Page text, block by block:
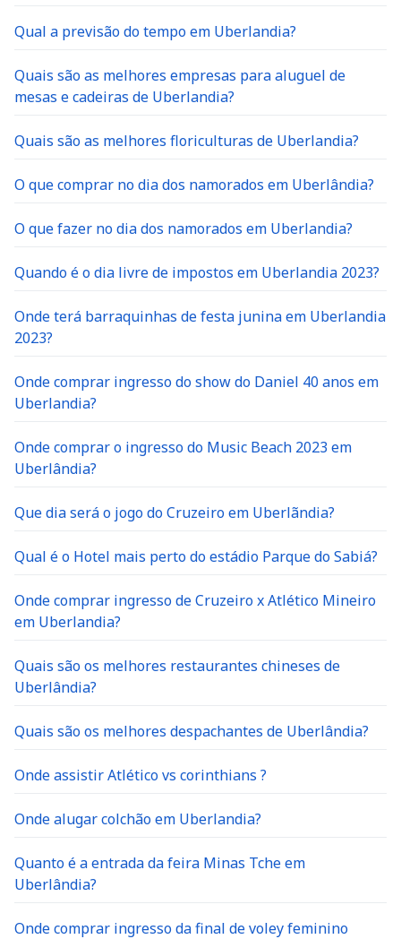
Qual a previsão do tempo em Uberlandia?
Quais são as melhores empresas para aluguel de
mesas e cadeiras de Uberlandia?
Quais são as melhores floriculturas de Uberlandia?
O que comprar no dia dos namorados em Uberlândia?
O que fazer no dia dos namorados em Uberlandia?
Quando é o dia livre de impostos em Uberlandia 2023?
Onde terá barraquinhas de festa junina em Uberlandia
2023?
Onde comprar ingresso do show do Daniel 40 anos em
Uberlandia?
Onde comprar o ingresso do Music Beach 2023 em
Uberlândia?
Que dia será o jogo do Cruzeiro em Uberlãndia?
Qual é o Hotel mais perto do estádio Parque do Sabiá?
Onde comprar ingresso de Cruzeiro x Atlético Mineiro
em Uberlandia?
Quais são os melhores restaurantes chineses de
Uberlândia?
Quais são os melhores despachantes de Uberlândia?
Onde assistir Atlético vs corinthians ?
Onde alugar colchão em Uberlandia?
Quanto é a entrada da feira Minas Tche em
Uberlândia?
Onde comprar ingresso da final de voley feminino